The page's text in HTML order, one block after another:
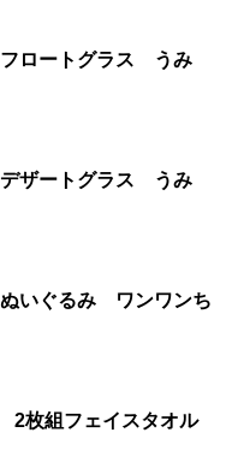
ノラネコぐんだん フロートグラス うみ
ノラネコぐんだん デザートグラス うみ
ぬいぐるみ ワンワンち
2枚組フェイスタオル